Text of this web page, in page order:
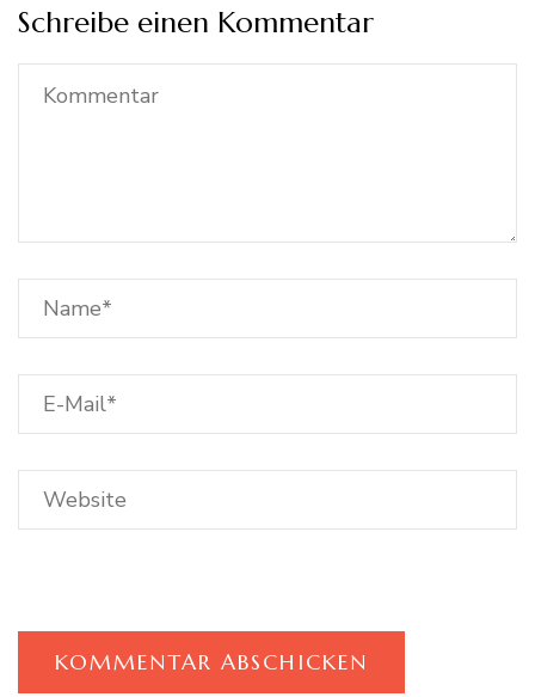
Schreibe einen Kommentar